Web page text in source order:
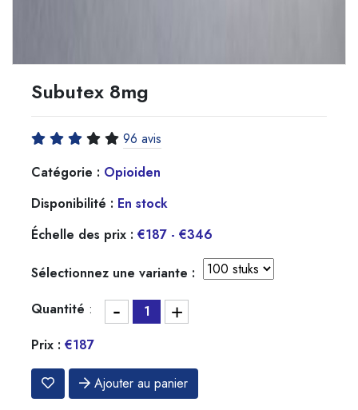
Subutex 8mg
96 avis
Catégorie : Opioiden
Disponibilité : En stock
Échelle des prix : €187 - €346
Sélectionnez une variante :
Quantité : - +
Prix : €187
Ajouter au panier